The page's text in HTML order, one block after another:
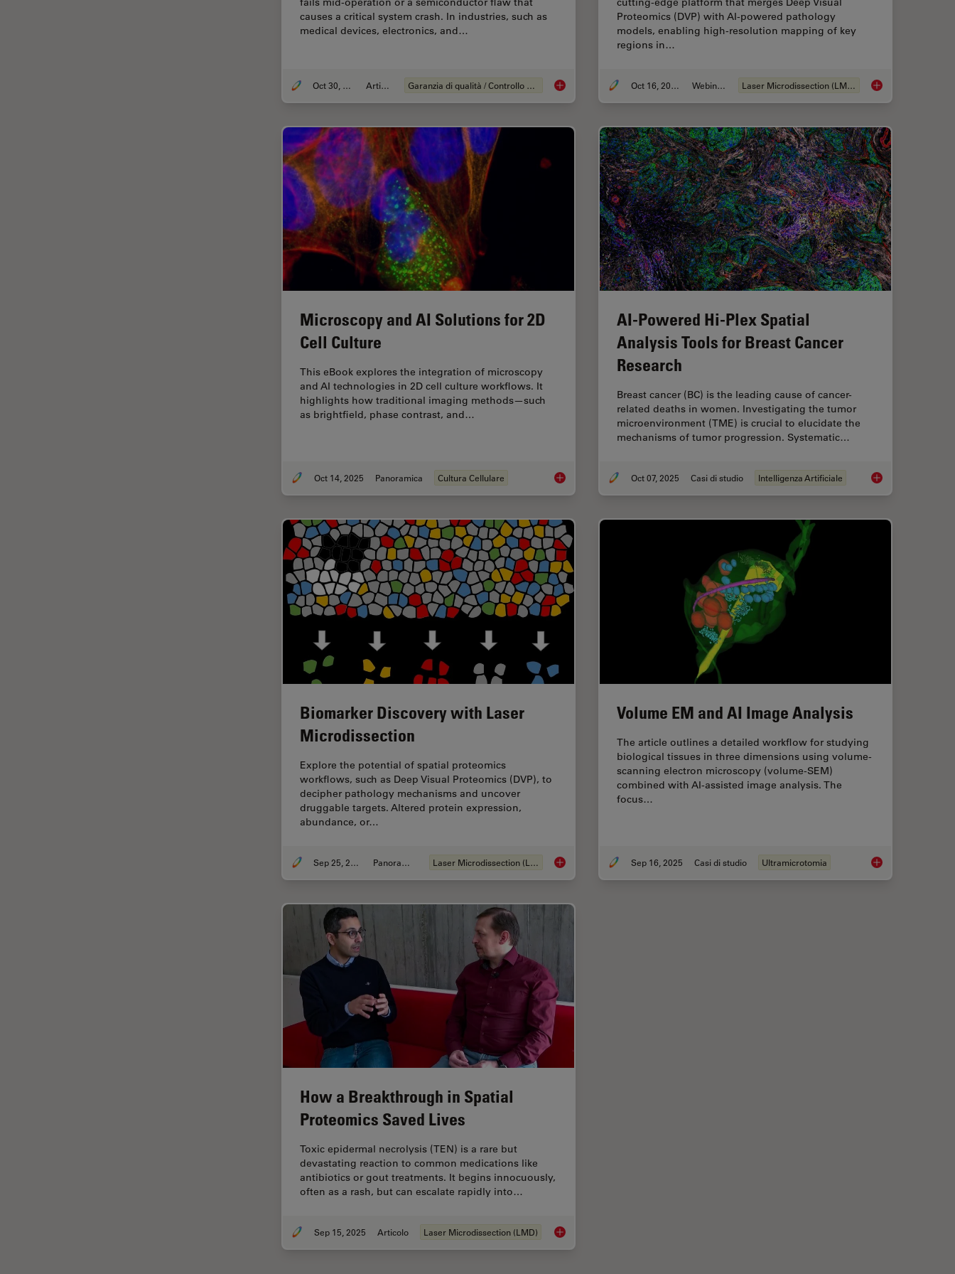
causes a critical system crash. In industries, such as
medical devices, electronics, and…
Oct 30, 2025 Articolo Garanzia di qualità / Controllo di qualità Quality Assurance Improvement Across Industries
Proteomics (DVP) with AI-powered pathology
models, enabling high-resolution mapping of key
regions in…
Oct 16, 2025 Webinar: Laser Microdissection (LMD) AI meets Deep
Microscopy and AI Solutions for 2D
Cell Culture
This eBook explores the integration of microscopy
and AI technologies in 2D cell culture workflows. It
highlights how traditional imaging methods—such
as brightfield, phase contrast, and…
Oct 14, 2025 Panoramica Cultura Cellulare Microscopy and AI Solutions for 2D Cell Culture
AI-Powered Hi-Plex Spatial
Analysis Tools for Breast Cancer
Research
Breast cancer (BC) is the leading cause of cancer-
related deaths in women. Investigating the tumor
microenvironment (TME) is crucial to elucidate the
mechanisms of tumor progression. Systematic…
Oct 07, 2025 Casi di studio Intelligenza Artificiale AI-Powered Hi-Plex
Biomarker Discovery with Laser
Microdissection
Explore the potential of spatial proteomics
workflows, such as Deep Visual Proteomics (DVP), to
decipher pathology mechanisms and uncover
druggable targets. Altered protein expression,
abundance, or…
Sep 25, 2025 Panoramica Laser Microdissection (LMD) Biomarker Discovery with Laser Microdissection
Volume EM and AI Image Analysis
The article outlines a detailed workflow for studying
biological tissues in three dimensions using volume-
scanning electron microscopy (volume-SEM)
combined with AI-assisted image analysis. The
focus…
Sep 16, 2025 Casi di studio Ultramicrotomia Volume EM and AI
How a Breakthrough in Spatial
Proteomics Saved Lives
Toxic epidermal necrolysis (TEN) is a rare but
devastating reaction to common medications like
antibiotics or gout treatments. It begins innocuously,
often as a rash, but can escalate rapidly into…
Sep 15, 2025 Articolo Laser Microdissection (LMD) How a Breakthrough in Spatial Proteomics Saved Lives